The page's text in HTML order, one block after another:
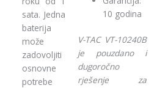
sata. Jedna
baterija
može
zadovoljiti
osnovne
potrebe
10 godina
V-TAC VT-10240B
je pouzdano i
dugoročno
rješenje za